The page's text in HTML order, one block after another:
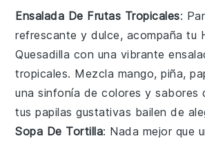
Ensalada De Frutas Tropicales:
refrescante y dulce, acompaña tu
Quesadilla con una vibrante
tropicales. Mezcla mango,piña,
una sinfonía de colores y sabores
tus papilas gustativas bailen de
Sopa De Tortilla: Nada mejor que